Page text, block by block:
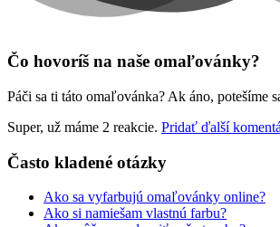
Ľudia a cirkus
Rozprávky a rozprávkové postavy
Šport
Čo hovoríš na naše omaľovánky?
Páči sa ti táto omaľovánka? Ak áno, potešíme
Super, už máme 2 reakcie. Pridať ďalší
Často kladené otázky
Ako sa vyfarbujú omaľovánky online?
Ako si namiešam vlastnú farbu?